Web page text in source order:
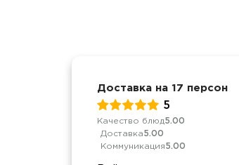
Доставка на 17 персон
5
Качество блюд5.00
Доставка5.00
Коммуникация5.00